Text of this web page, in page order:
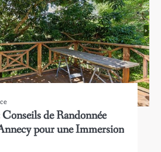
de Randonnée
pour une Immersion